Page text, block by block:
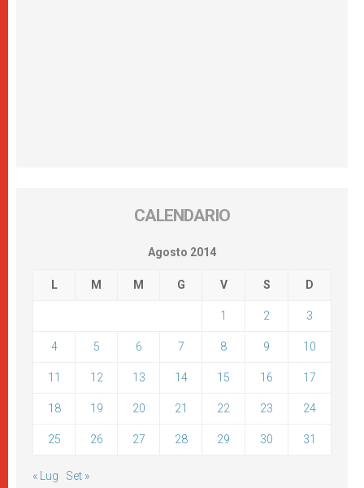
CALENDARIO
Agosto 2014
L M M G V S D
1 2 3
4 5 6 7 8 9 10
11 12 13 14 15 16 17
18 19 20 21 22 23 24
25 26 27 28 29 30 31
« Lug Set »